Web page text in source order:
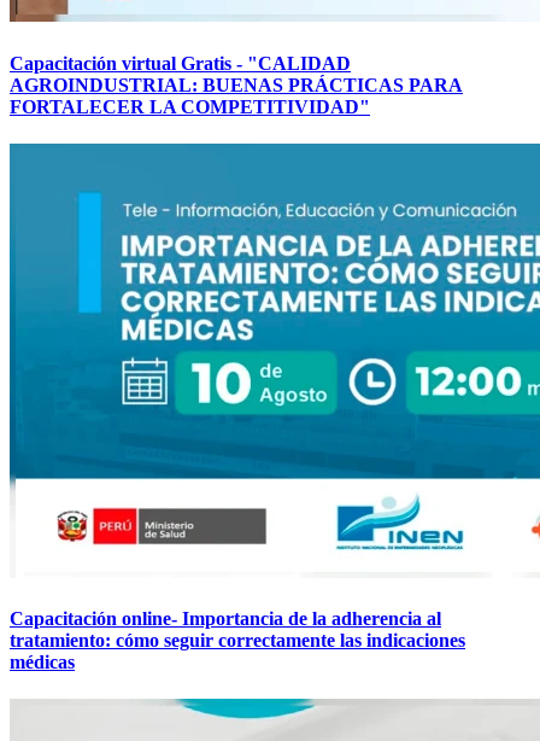
Capacitación virtual Gratis - "CALIDAD
AGROINDUSTRIAL: BUENAS PRÁCTICAS PARA
FORTALECER LA COMPETITIVIDAD"
Capacitación online- Importancia de la adherencia al
tratamiento: cómo seguir correctamente las indicaciones
médicas